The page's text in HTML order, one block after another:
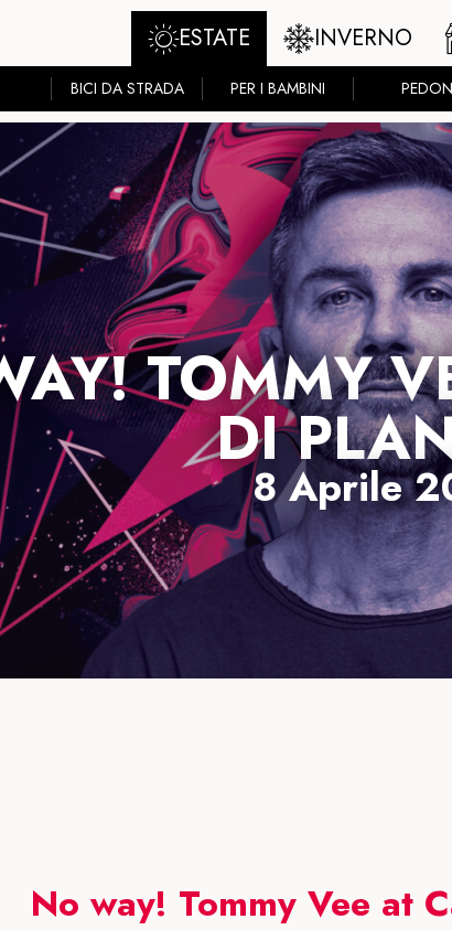
ESTATE INVERNO
BICI DA STRADA PER I BAMBINI
TOMMY
DI
8 Aprile
No way! Tommy Vee at